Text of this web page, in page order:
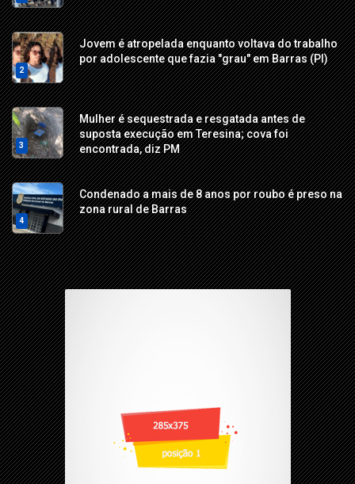
2
Jovem é atropelada enquanto voltava do trabalho
por adolescente que fazia "grau" em Barras (PI)
3
Mulher é sequestrada e resgatada antes de
suposta execução em Teresina; cova foi
encontrada, diz PM
4
Condenado a mais de 8 anos por roubo é preso na
zona rural de Barras